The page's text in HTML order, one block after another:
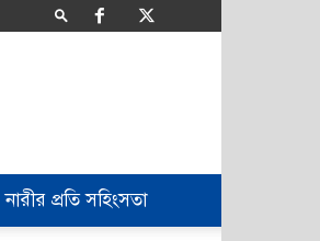
নারীর প্রতি সহিংসতা